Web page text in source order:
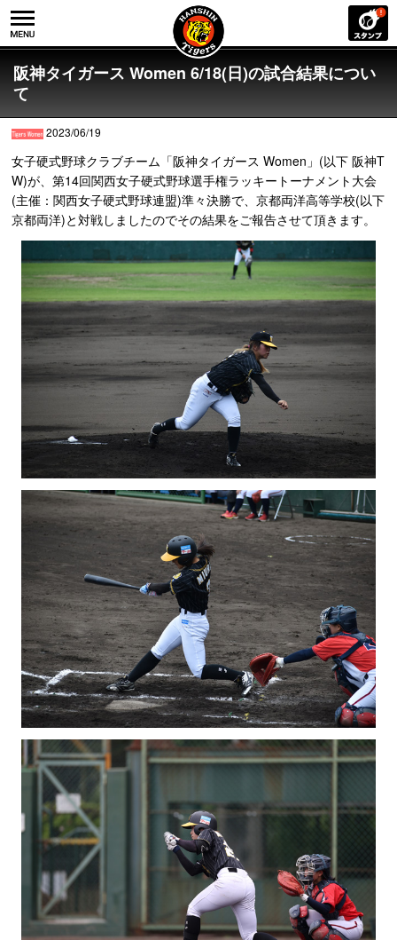
阪神タイガース Women 6/18(日)の試合結果につい
て
2023/06/19
女子硬式野球クラブチーム「阪神タイガース Women」(以下 阪神T
W)が、第14回関西女子硬式野球選手権ラッキートーナメント大会
(主催：関西女子硬式野球連盟)準々決勝で、京都両洋高等学校(以下
京都両洋)と対戦しましたのでその結果をご報告させて頂きます。